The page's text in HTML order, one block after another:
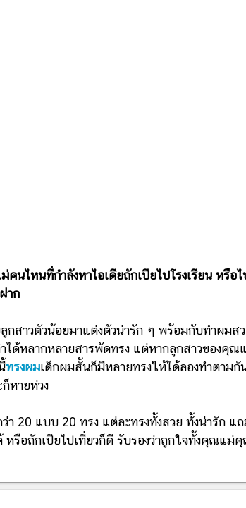
นไหนที่กำลังหาไอเดียถักเปียไปโรงเรียน หรือไ
าก
วตัวน้อยมาแต่งตัวน่ารัก ๆ พร้อมกับทำผมส
ได้หลากหลายสารพัดทรง แต่หากลูกสาวของคุณ
ทรงผมเด็กผมสั้นก็มีหลายทรงให้ได้ลองทำตามกั
หายห่วง
า 20 แบบ 20 ทรง แต่ละทรงทั้งสวย ทั้งน่ารัก แ
หรือถักเปียไปเที่ยวก็ดี รับรองว่าถูกใจทั้งคุณแม่